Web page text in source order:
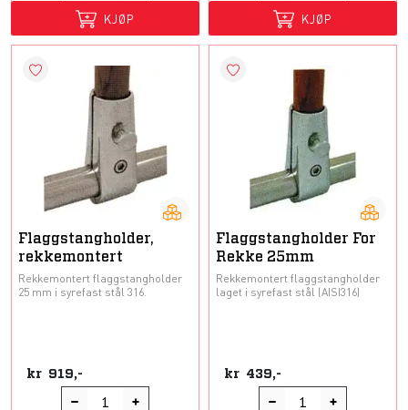
KJØP KJØP
Flaggstangholder,
rekkemontert
Rekkemontert flaggstangholder
25 mm i syrefast stål 316.
kr 919,-
Flaggstangholder For
Rekke 25mm
Rekkemontert flaggstangholder
laget i syrefast stål (AISI316)
kr 439,-